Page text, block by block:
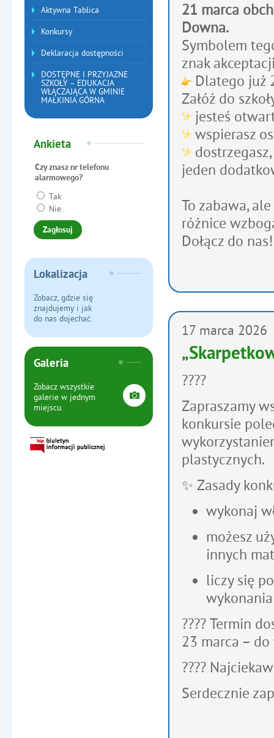
Aktywna Tablica
Konkursy
Deklaracja dostępności
DOSTĘPNE I PRZYJAZNE
SZKOŁY – EDUKACJA
WŁĄCZAJĄCA W GMINIE
MAŁKINIA GÓRNA
Ankieta
Czy znasz nr telefonu
alarmowego?
Tak
Nie
Lokalizacja
Zobacz, gdzie się
znajdujemy i jak
do nas dojechać.
Galeria
Zobacz wszystkie
galerie w jednym
miejscu.
21 marca
Downa.
Symbolem
znak
Dlatego już
Załóż do
jesteś
wspierasz
jeden
To zabawa,
różnice
Dołącz do
17 marca 2026
????
Zapraszamy
konkursie
plastycznych.
✨ Zasady
wykonaj
możesz
innych
liczy się
wykonania
???? Termin
23 marca –
????
Serdecznie